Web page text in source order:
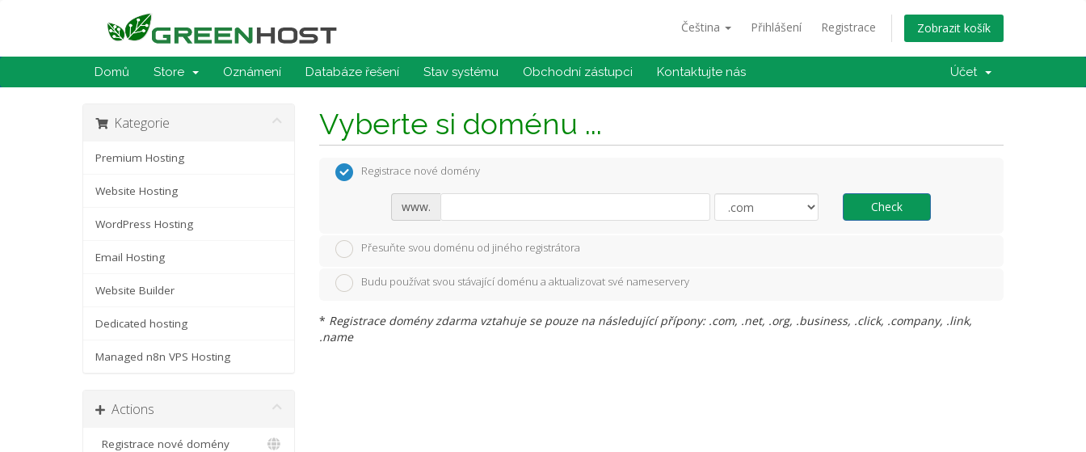
Čeština Přihlášení Registrace Zobrazit košík
Domů Store Oznámení Databáze řešení Stav systému Obchodní zástupci Kontaktujte nás Účet
Kategorie
Premium Hosting
Website Hosting
WordPress Hosting
Email Hosting
Website Builder
Dedicated hosting
Managed n8n VPS Hosting
Actions
Registrace nové domény
Vyberte si doménu ...
Registrace nové domény
www. Check
Přesuňte svou doménu od jiného registrátora
Budu používat svou stávající doménu a aktualizovat své nameservery
* Registrace domény zdarma vztahuje se pouze na následující přípony: .com, .net, .org, .business, .click, .company, .link,
.name